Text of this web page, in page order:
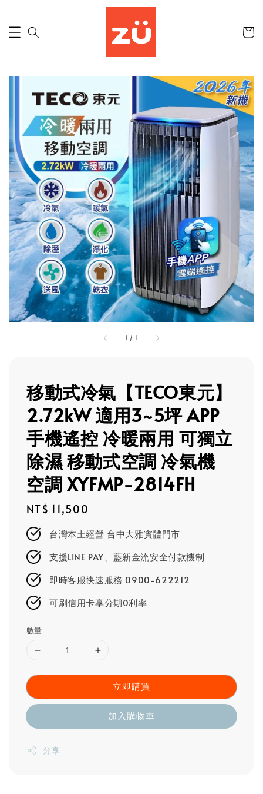
1 / 1
移動式冷氣【TECO東元】
2.72kW 適用3~5坪 APP
手機遙控 冷暖兩用 可獨立
除濕 移動式空調 冷氣機
空調 XYFMP-2814FH
Regular
price
NT$ 11,500
台灣本土經營 台中大雅實體門市
支援LINE PAY、藍新金流安全付款機制
即時客服快速服務 0900-622212
可刷信用卡享分期0利率
數量
立即購買
加入購物車
分享